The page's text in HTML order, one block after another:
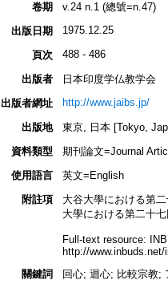
卷期
v.24 n.1 (總號=n.47)
出版日期
1975.12.25
頁次 488 - 486
出版者
日本印度学仏教学会
出版者網址
http://www.jaibs.jp/
出版地
東京, 日本 [Tokyo,
資料類型
期刊論文=Journal
使用語言
英文=English
附註項
大谷大學における第
大學における第二十
Full-text resource:
http://
關鍵詞
回心; 迴心; 比較宗教;